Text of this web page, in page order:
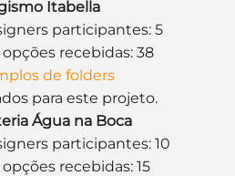
Itabella
participantes: 5
recebidas: 38
de folders
para este projeto.
Água na Boca
participantes: 10
recebidas: 15